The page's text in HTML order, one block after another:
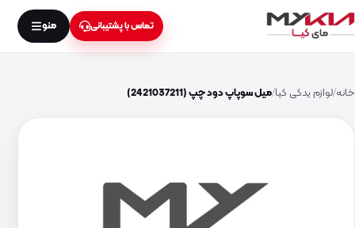
تماس با پشتیبانی منو
خانه لوازم یدکی کیا میل سوپاپ دود چپ (2421037211)